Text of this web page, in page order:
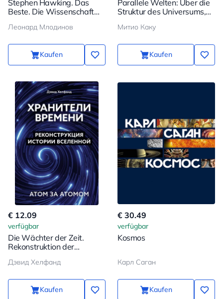
Stephen Hawking. Das
Beste. Die Wissenschaft
Stephen Hawking in
Леонард Млодинов
Kaufen
Parallele Welten: Über die
Struktur des Universums,
die Zukunft des Kosmos
Митио Каку
Kaufen
€ 12.09
verfügbar
Die Wächter der Zeit.
Rekonstruktion der
Atom für Atom
Дэвид Хелфанд
Kaufen
€ 30.49
verfügbar
Kosmos
Карл Саган
Kaufen